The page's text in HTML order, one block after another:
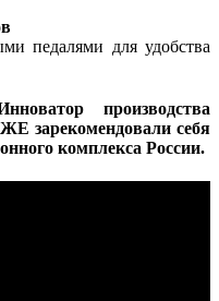
педалями для удобства
производства
зарекомендовали себя
комплекса России.